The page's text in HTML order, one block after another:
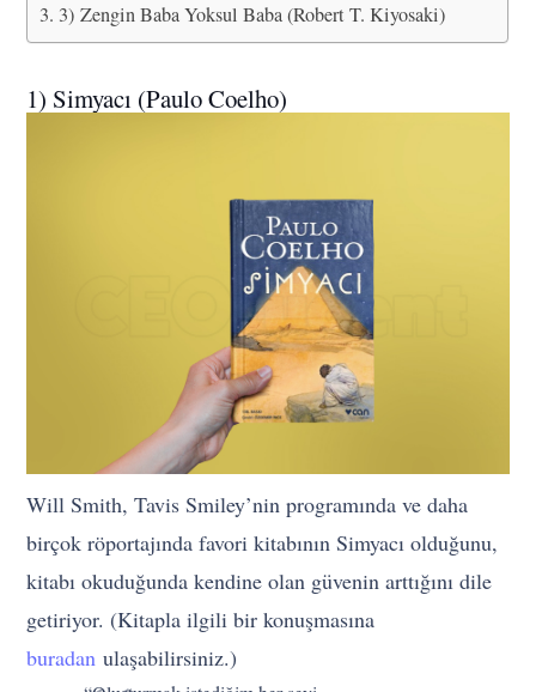
3) Zengin Baba Yoksul Baba (Robert T. Kiyosaki)
1) Simyacı (Paulo Coelho)
Will Smith, Tavis Smiley’nin programında ve daha
birçok röportajında favori kitabının Simyacı olduğunu,
kitabı okuduğunda kendine olan güvenin arttığını dile
getiriyor. (Kitapla ilgili bir konuşmasına
buradan ulaşabilirsiniz.)